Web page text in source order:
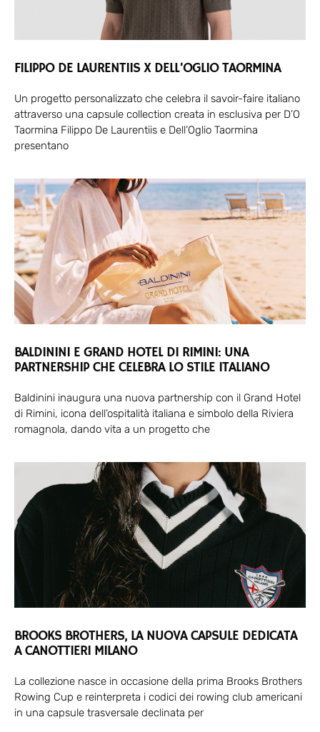
FILIPPO DE LAURENTIIS X DELL’OGLIO TAORMINA
Un progetto personalizzato che celebra il savoir-faire italiano
attraverso una capsule collection creata in esclusiva per D’O
Taormina Filippo De Laurentiis e Dell’Oglio Taormina
presentano
BALDININI E GRAND HOTEL DI RIMINI: UNA
PARTNERSHIP CHE CELEBRA LO STILE ITALIANO
Baldinini inaugura una nuova partnership con il Grand Hotel
di Rimini, icona dell’ospitalità italiana e simbolo della Riviera
romagnola, dando vita a un progetto che
BROOKS BROTHERS, LA NUOVA CAPSULE DEDICATA
A CANOTTIERI MILANO
La collezione nasce in occasione della prima Brooks Brothers
Rowing Cup e reinterpreta i codici dei rowing club americani
in una capsule trasversale declinata per